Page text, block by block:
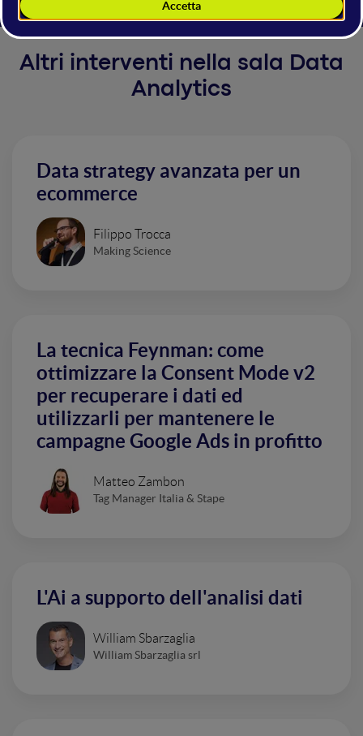
Altri interventi nella sala Data
Analytics
Data strategy avanzata per un
ecommerce
Filippo Trocca
Making Science
La tecnica Feynman: come
ottimizzare la Consent Mode v2
per recuperare i dati ed
utilizzarli per mantenere le
campagne Google Ads in profitto
Matteo Zambon
Tag Manager Italia & Stape
L'Ai a supporto dell'analisi dati
William Sbarzaglia
William Sbarzaglia srl